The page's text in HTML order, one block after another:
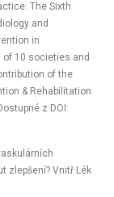
The Sixth
and
in
10 societies and
of the
& Rehabilitation
z DOI:
zlepšení? Vnitř Lék